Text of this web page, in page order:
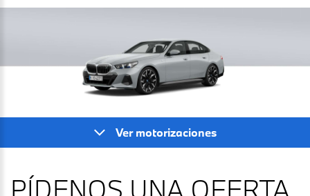
Ver motorizaciones
PÍDENOS UNA OFERTA